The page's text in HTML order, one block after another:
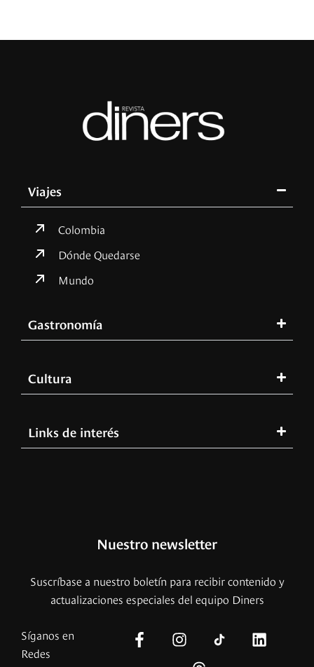
Viajes
Colombia
Dónde Quedarse
Mundo
Gastronomía
Cultura
Links de interés
Nuestro newsletter
Suscríbase a nuestro boletín para recibir contenido y
actualizaciones especiales del equipo Diners
Síganos en
Redes